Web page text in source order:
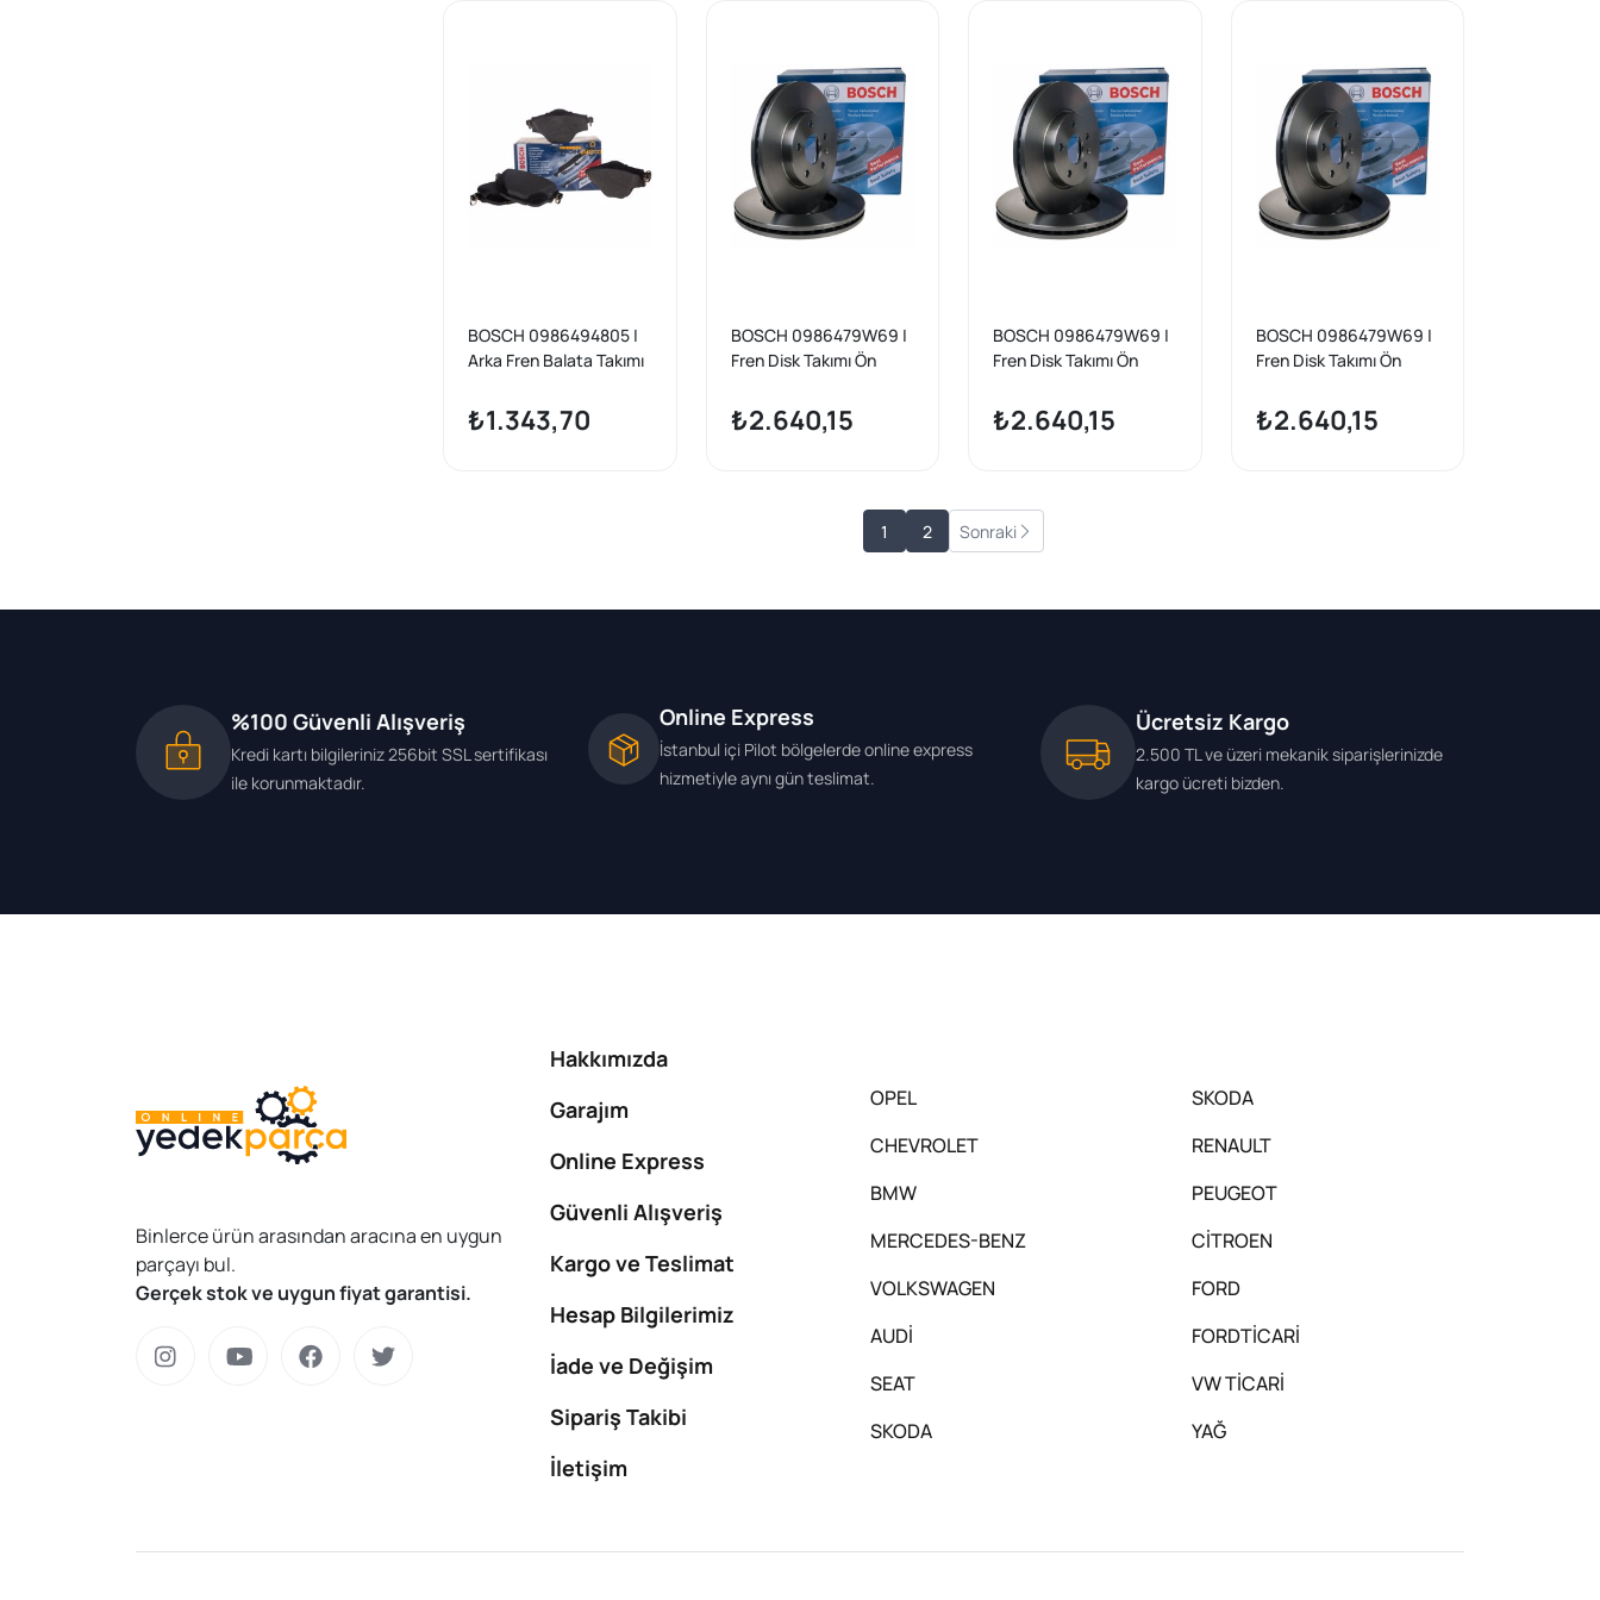
BOSCH 0986494805 |
Arka Fren Balata Takımı
Crossback,
Peugeot/Citroen/Opel
₺1.343,70
BOSCH 0986479W69 |
Fren Disk Takımı Ön
pel Corsa F-Crossland
X-Mokka B 283mm
₺2.640,15
BOSCH 0986479W69 |
Fren Disk Takımı Ön
pel Corsa F-Crossland
X-Mokka B 283mm
₺2.640,15
BOSCH 0986479W69 |
Fren Disk Takımı Ön
pel Corsa F-Crossland
X-Mokka B 283mm
₺2.640,15
1 2 Sonraki
%100 Güvenli Alışveriş
Kredi kartı bilgileriniz 256bit SSL sertifikası
ile korunmaktadır.
Online Express
İstanbul içi Pilot bölgelerde online express
hizmetiyle aynı gün teslimat.
Ücretsiz Kargo
2.500 TL ve üzeri mekanik siparişlerinizde
kargo ücreti bizden.
Binlerce ürün arasından aracına en uygun
parçayı bul.
Gerçek stok ve uygun fiyat garantisi.
Hakkımızda
Garajım
Online Express
Güvenli Alışveriş
Kargo ve Teslimat
Hesap Bilgilerimiz
İade ve Değişim
Sipariş Takibi
İletişim
OPEL
CHEVROLET
BMW
MERCEDES-BENZ
VOLKSWAGEN
AUDİ
SEAT
SKODA
SKODA
RENAULT
PEUGEOT
CİTROEN
FORD
FORDTİCARİ
VW TİCARİ
YAĞ